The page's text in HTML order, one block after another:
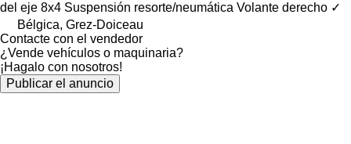
del eje 8x4 Suspensión resorte/neumática Volante derecho ✓
Bélgica, Grez-Doiceau
Contacte con el vendedor
¿Vende vehículos o maquinaria?
¡Hagalo con nosotros!
Publicar el anuncio